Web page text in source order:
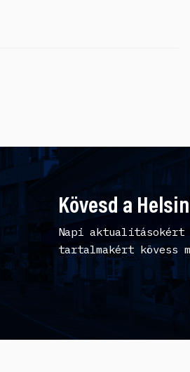
Kövesd a
Napi aktualitásokért
tartalmakért kövess